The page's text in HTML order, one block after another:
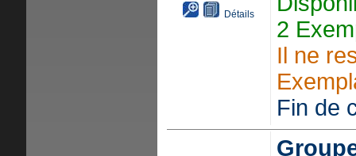
Détails
2
Il ne
Fin de